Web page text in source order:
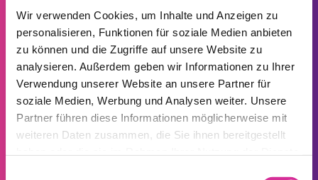
Wir verwenden Cookies, um Inhalte und Anzeigen zu
personalisieren, Funktionen für soziale Medien anbieten
zu können und die Zugriffe auf unsere Website zu
analysieren. Außerdem geben wir Informationen zu Ihrer
Verwendung unserer Website an unsere Partner für
soziale Medien, Werbung und Analysen weiter. Unsere
Partner führen diese Informationen möglicherweise mit
weiteren Daten zusammen, die Sie ihnen bereitgestellt
SERVICE UND KUNDENKONTAKT
Diese Unternehmen genießen den besten Tchamba Service...